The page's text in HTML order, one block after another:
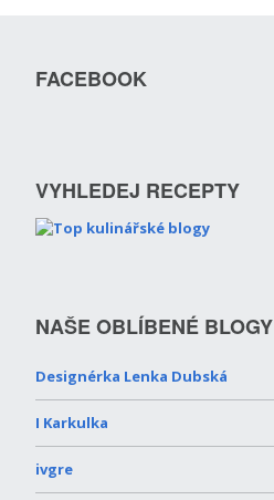
FACEBOOK
VYHLEDEJ RECEPTY
NAŠE OBLÍBENÉ BLOGY
Designérka Lenka Dubská
I Karkulka
ivgre